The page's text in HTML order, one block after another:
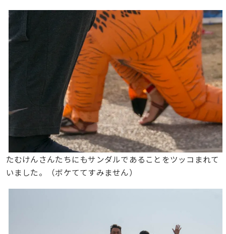
たむけんさんたちにもサンダルであることをツッコまれて
いました。（ボケててすみません）